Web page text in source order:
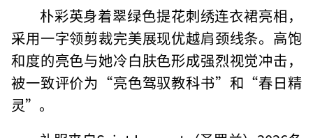
朴彩英身着翠绿色提花刺绣连衣裙亮相，
采用一字领剪裁完美展现优越肩颈线条。高饱
和度的亮色与她冷白肤色形成强烈视觉冲击，
被一致评价为“亮色驾驭教科书”和“春日精
灵”。